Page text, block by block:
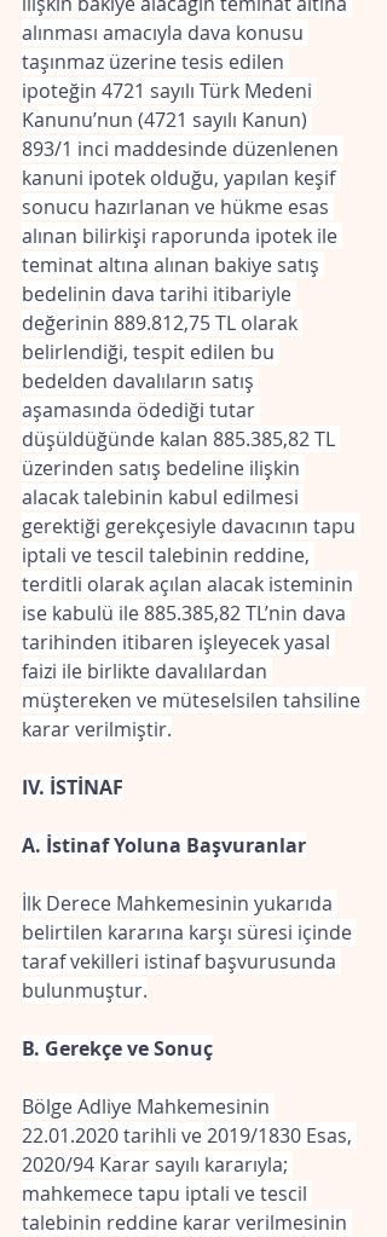
alınması amacıyla dava konusu
taşınmaz üzerine tesis edilen
ipoteğin 4721 sayılı Türk Medeni
Kanunu’nun (4721 sayılı Kanun)
893/1 inci maddesinde düzenlenen
kanuni ipotek olduğu, yapılan keşif
sonucu hazırlanan ve hükme esas
alınan bilirkişi raporunda ipotek ile
teminat altına alınan bakiye satış
bedelinin dava tarihi itibariyle
değerinin 889.812,75 TL olarak
belirlendiği, tespit edilen bu
bedelden davalıların satış
aşamasında ödediği tutar
düşüldüğünde kalan 885.385,82 TL
üzerinden satış bedeline ilişkin
alacak talebinin kabul edilmesi
gerektiği gerekçesiyle davacının tapu
iptali ve tescil talebinin reddine,
terditli olarak açılan alacak isteminin
ise kabulü ile 885.385,82 TL’nin dava
tarihinden itibaren işleyecek yasal
faizi ile birlikte davalılardan
müştereken ve müteselsilen tahsiline
karar verilmiştir.
IV. İSTİNAF
A. İstinaf Yoluna Başvuranlar
İlk Derece Mahkemesinin yukarıda
belirtilen kararına karşı süresi içinde
taraf vekilleri istinaf başvurusunda
bulunmuştur.
B. Gerekçe ve Sonuç
Bölge Adliye Mahkemesinin
22.01.2020 tarihli ve 2019/1830 Esas,
2020/94 Karar sayılı kararıyla;
mahkemece tapu iptali ve tescil
talebinin reddine karar verilmesinin